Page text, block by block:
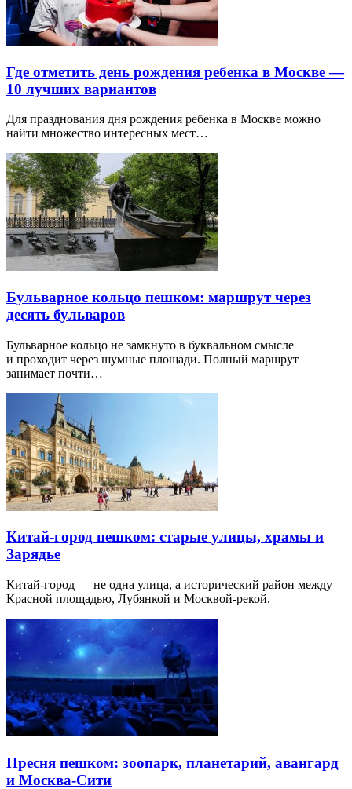
Где отметить день рождения ребенка в Москве —
10 лучших вариантов
Для празднования дня рождения ребенка в Москве можно
найти множество интересных мест…
Бульварное кольцо пешком: маршрут через
десять бульваров
Бульварное кольцо не замкнуто в буквальном смысле
и проходит через шумные площади. Полный маршрут
занимает почти…
Китай-город пешком: старые улицы, храмы и
Зарядье
Китай-город — не одна улица, а исторический район между
Красной площадью, Лубянкой и Москвой-рекой.
Пресня пешком: зоопарк, планетарий, авангард
и Москва-Сити